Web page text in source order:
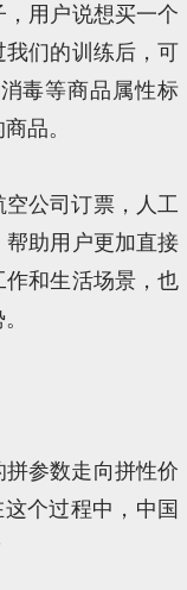
用户说想买一个
们的训练后，可
毒等商品属性标
品。
公司订票，人工
助用户更加直接
和生活场景，也
参数走向拼性价
个过程中，中国